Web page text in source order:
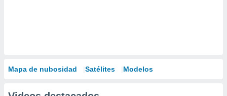
Mapa de nubosidad Satélites Modelos